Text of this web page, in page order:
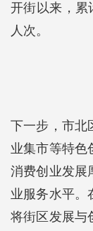
开街以来，累
人次。
下一步，市北
业集市等特色
消费创业发展
业服务水平。
将街区发展与